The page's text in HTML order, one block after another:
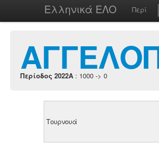
Ελληνικά ΕΛΟ Περί
Περίοδος 2022A : 1000 -> 0
Τουρνουά